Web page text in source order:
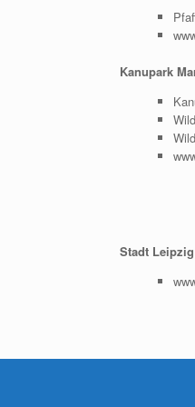
Kanupark
Stadt Leipzig